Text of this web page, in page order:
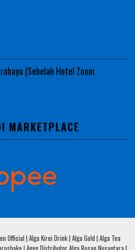
(Sebelah Hotel Zoom
MARKETPLACE
Official | Alga Kirei Drink | Alga Gold | Alga Tea
| Agen Distributor Alga Rosan Nusantara |